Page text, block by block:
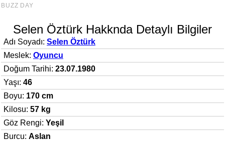
Selen Öztürk Hakknda Detaylı Bilgiler
Adı Soyadı: Selen Öztürk
Meslek: Oyuncu
Doğum Tarihi: 23.07.1980
Yaşı: 46
Boyu: 170 cm
Kilosu: 57 kg
Göz Rengi: Yeşil
Burcu: Aslan